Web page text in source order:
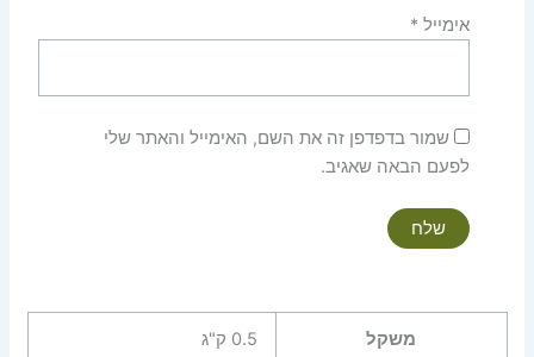
אימייל *
שמור בדפדפן זה את השם, האימייל והאתר שלי
לפעם הבאה שאגיב.
משקל
0.5 ק"ג